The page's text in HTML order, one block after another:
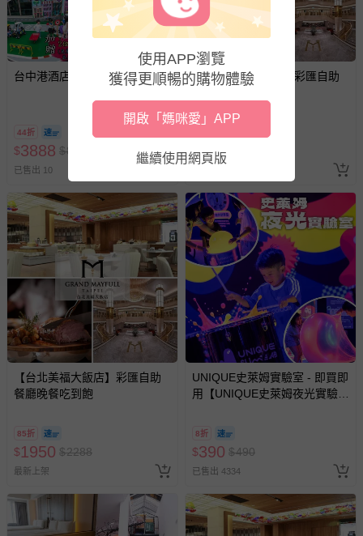
褲、紗布衣等）。
-接觸性孕哺產品（奶嘴、奶瓶、擠乳器、哺乳衣、托腹
帶束縛衣、餐搖椅等）。
-其他原廠盒裝商品封口處已貼上「不可拆封」，或具警
示字句等說明貼紙、封條者。
國際航空、客運、訂房等服務。
相關的退換貨辦理流程，可詳見：
其他常見問題：
運送服務：目前提供的運送僅限台灣本島。如您位於離島地
區，可能會無法配送，或須依據商品需加收離島運費。廠商
亦保留出貨與否的權利。離島、偏遠地區、樓層親送等加價
費用，可能會另需加收。
商品實際的配達日期，可於訂單個人資料內的查詢訂單內，
已出貨通知之訊息為主。
如您收到商品，請依正常流程檢查是否完好，若商品遇瑕疵
情形，您可申請更換新品或退貨，請見：退貨的辦理流程 。
若您對於會員帳號、商品訂購與資訊、購物流程、付款方
式、折價券與購物金的使用、退貨及商品運送方式等有疑
預購商品：預購為海外同步代購，遇缺貨即會通知媽咪並協
助取消退款事宜。
商品如因「價格、組合」等錯誤原因，導致無法安排出貨，
會主動以簡訊及mail通知訂單取消事宜，並將提供適當補
償。
台中港酒店 - 2大2小親子專案
44折
$3888 $8800
已售出 10
【台北美福大飯店】彩匯自助
$1590
【台北美福大飯店】彩匯自助
餐廳晚餐吃到飽
85折
$1950 $2288
最新上架
UNIQUE史萊姆實驗室 - 即買即
用【UNIQUE史萊姆夜光實驗室
人小孩均一價(3歲以上需購票))
8折
$390 $490
已售出 4334
使用APP瀏覽
獲得更順暢的購物體驗
開啟「媽咪愛」APP
繼續使用網頁版